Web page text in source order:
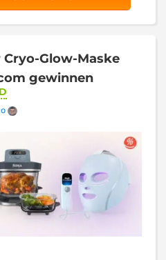
Glow-Maske
gewinnen